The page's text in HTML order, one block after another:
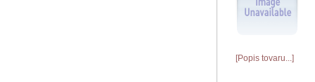
[Popis tovaru...]